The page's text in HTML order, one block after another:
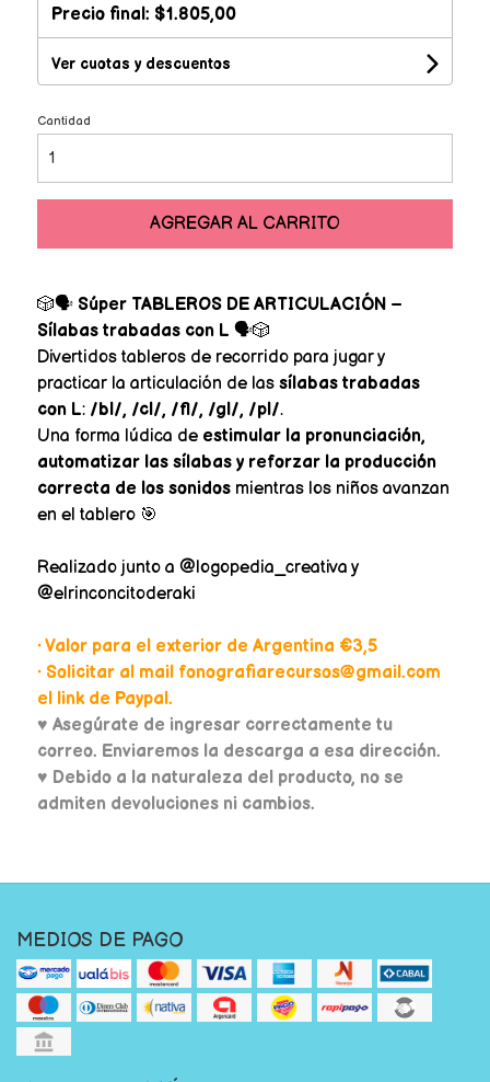
Precio final: $1.805,00
Ver cuotas y descuentos
Cantidad
AGREGAR AL CARRITO
🎲🗣️ Súper TABLEROS DE ARTICULACIÓN –
Sílabas trabadas con L 🗣️🎲
Divertidos tableros de recorrido para jugar y
practicar la articulación de las sílabas trabadas
con L: /bl/, /cl/, /fl/, /gl/, /pl/.
Una forma lúdica de estimular la pronunciación,
automatizar las sílabas y reforzar la producción
correcta de los sonidosmientras los niños avanzan
en el tablero 🎯
Realizado junto a @logopedia_creativa y
@elrinconcitoderaki
• Valor para el exterior de Argentina €3,5
• Solicitar al mail fonografiarecursos@gmail.com
el link de Paypal.
♥ Asegúrate de ingresar correctamente tu
correo. Enviaremos la descarga a esa dirección.
♥ Debido a la naturaleza del producto, no se
admiten devoluciones ni cambios.
MEDIOS DE PAGO